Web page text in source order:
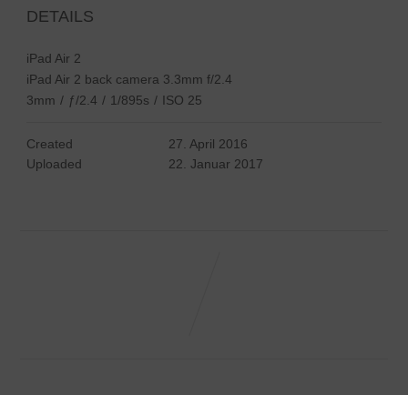
DETAILS
iPad Air 2
iPad Air 2 back camera 3.3mm f/2.4
3mm / ƒ/2.4 / 1/895s / ISO 25
Created
27. April 2016
Uploaded
22. Januar 2017